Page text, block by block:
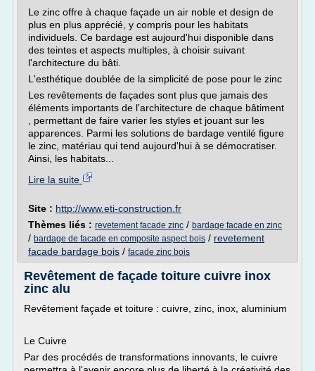
Le zinc offre à chaque façade un air noble et design de
plus en plus apprécié, y compris pour les habitats
individuels. Ce bardage est aujourd'hui disponible dans
des teintes et aspects multiples, à choisir suivant
l'architecture du bâti.
L'esthétique doublée de la simplicité de pose pour le zinc
Les revêtements de façades sont plus que jamais des
éléments importants de l'architecture de chaque bâtiment
, permettant de faire varier les styles et jouant sur les
apparences. Parmi les solutions de bardage ventilé figure
le zinc, matériau qui tend aujourd'hui à se démocratiser.
Ainsi, les habitats...
Lire la suite
Site : http://www.eti-construction.fr
Thèmes liés : revetement facade zinc / bardage facade en zinc
/ bardage de facade en composite aspect bois / revetement
facade bardage bois / facade zinc bois
Revêtement de façade toiture cuivre inox
zinc alu
Revêtement façade et toiture : cuivre, zinc, inox, aluminium
Le Cuivre
Par des procédés de transformations innovants, le cuivre